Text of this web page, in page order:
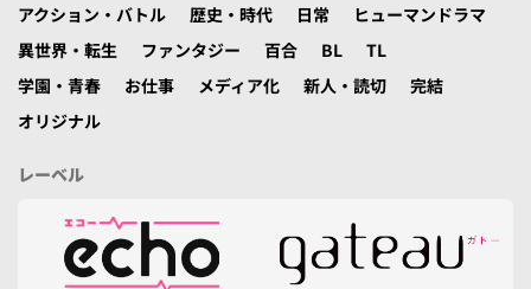
アクション・バトル
歴史・時代 日常
ヒューマンドラマ
異世界・転生
ファンタジー 百合 BL
TL
学園・青春
お仕事 メディア化 新人・読切
完結
オリジナル
レーベル